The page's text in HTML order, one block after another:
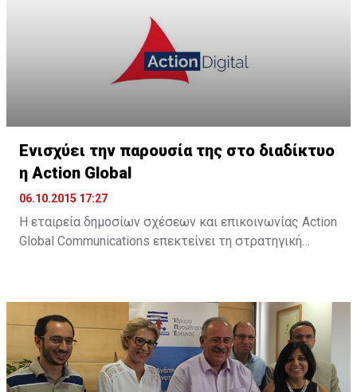
Ενισχύει την παρουσία της στο διαδίκτυο
η Action Global
06.10.2015 17:27
Η εταιρεία δημοσίων σχέσεων και επικοινωνίας Action
Global Communications επεκτείνει τη στρατηγική
ανακοίνωση, "στο σημερινό ταχέως μεταβαλλόμενο
διαδικτυακό περιβάλλον, η Action Digital και η Action
Global Communications θα είναι σε θέση να
προσφέρουν πλήρως ολοκληρωμένες και ...